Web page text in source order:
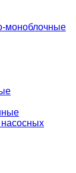
моноблочные